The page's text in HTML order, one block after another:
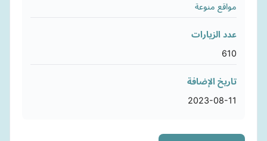
مواقع منوعة
عدد الزيارات
610
تاريخ الإضافة
2023-08-11